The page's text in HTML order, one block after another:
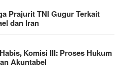
Prajurit TNI Gugur Terkait
dan Iran
Komisi III: Proses Hukum
Akuntabel